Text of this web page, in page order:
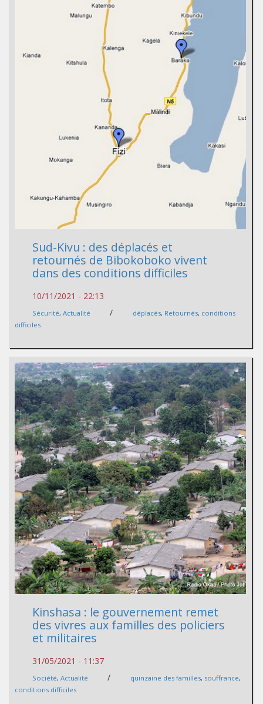
Sud-Kivu : des déplacés et
retournés de Bibokoboko vivent
dans des conditions difficiles
10/11/2021 - 22:13
Sécurité, Actualité / déplacés, Retournés, conditions
difficiles
Kinshasa : le gouvernement remet
des vivres aux familles des policiers
et militaires
31/05/2021 - 11:37
Société, Actualité / quinzaine des familles, souffrance,
conditions difficiles